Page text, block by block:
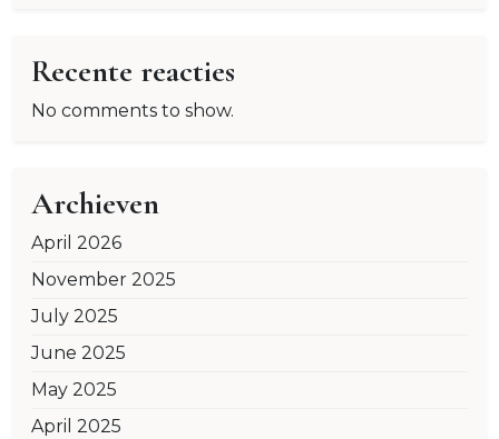
Recente reacties
No comments to show.
Archieven
April 2026
November 2025
July 2025
June 2025
May 2025
April 2025